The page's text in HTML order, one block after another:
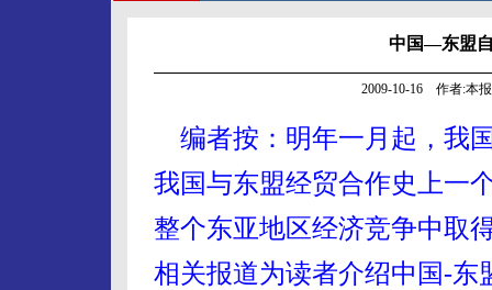
中国—东盟
2009-10-16 作者:本
编者按：明年一月起，我
我国与东盟经贸合作史上一
整个东亚地区经济竞争中取
相关报道为读者介绍中国-东